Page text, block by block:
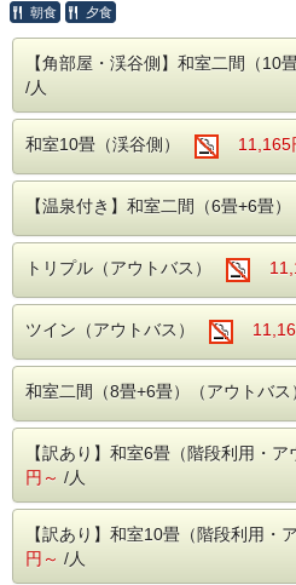
■温泉■
老神伝説残る歴史ある名
違った2種類の源泉を
ます。
・本館大浴場
【営業時間】5:00～
・別館大浴場
【営業時間】 5:00～
・別館野天風呂・内湯
〇自然に抱かれた山楽
秋は紅葉を冬は雪見を
■館内設備■
・カラオケ
・卓球
・麻雀ルーム（手積み
無料でご利用いただけ
楽しくホテルライフを
ホテルから片品渓谷が
老神温泉名物朝市は、
り開催。
本プランでは、群馬が
きめ細やかな霜降りと
まさに至福の味わい。
特別な夜を彩る、別注
さい。
もちろんファミリー・
※別注料理の提
※大人様1名に1
ります。
お電話もしくは
（16時30分迄に
係員にお申し付
「食べて、飲ん
てみませんか？
朝食 夕食
【角部屋・渓谷側】和室二間（10
/人
和室10畳（渓谷側） 11,165
【温泉付き】和室二間（6畳+6畳）
トリプル（アウトバス）
ツイン（アウトバス）
和室二間（8畳+6畳）（アウトバ
【訳あり】和室6畳（階段利用・
円～ /人
【訳あり】和室10畳（階段利用・
円～ /人